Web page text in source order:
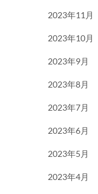
2023年11月
2023年10月
2023年9月
2023年8月
2023年7月
2023年6月
2023年5月
2023年4月